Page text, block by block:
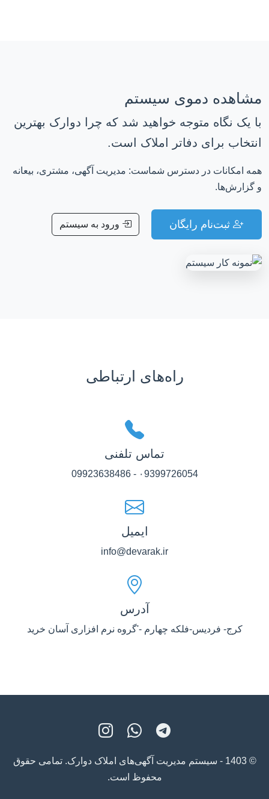
مشاهده دموی سیستم
با یک نگاه متوجه خواهید شد که چرا دوارک بهترین
انتخاب برای دفاتر املاک است.
همه امکانات در دسترس شماست: مدیریت آگهی، مشتری، بیعانه
و گزارش‌ها.
ثبت‌نام رایگان ورود به سیستم
راه‌های ارتباطی
تماس تلفنی
۰9399726054 - 09923638486
ایمیل
info@devarak.ir
آدرس
کرج- فردیس-فلکه چهارم -'گروه نرم افزاری آسان خرید
© 1403 - سیستم مدیریت آگهی‌های املاک دوارک. تمامی حقوق
محفوظ است.